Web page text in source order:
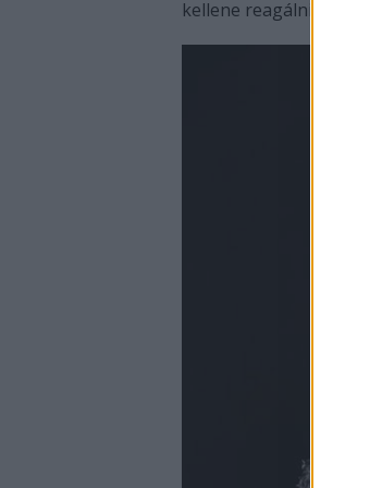
kellene reagálnia.